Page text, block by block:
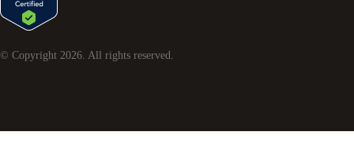
© Copyright 2026 . All rights reserved.